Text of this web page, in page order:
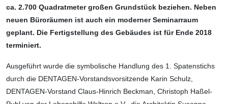
ca. 2.700 Quadrat­meter großen Grundstück beziehen. Neben
neuen Büroräumen ist auch ein moderner Seminarraum
geplant. Die Fertigstellung des Gebäudes ist für Ende 2018
terminiert.
Ausgeführt wurde die symbolische Handlung des 1. Spatenstichs
durch die DENTAGEN-Vorstandsvorsitzende Karin Schulz,
DENTAGEN-Vorstand Claus-Hinrich Beckman, Christoph Haßel-